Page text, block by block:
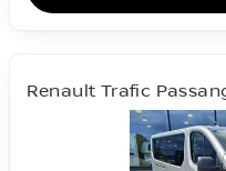
Renault Trafic